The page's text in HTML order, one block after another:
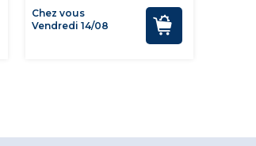
Chez vous
Vendredi 14/08